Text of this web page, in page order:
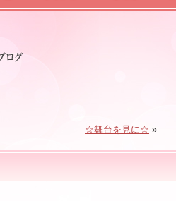
☆舞台を見に☆ »